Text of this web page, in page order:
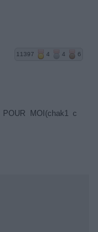
11397 4 4 6
MOI(chak1 c